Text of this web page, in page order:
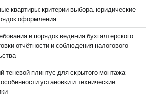
квартиры: критерии выбора, юридические
оформления
и порядок ведения бухгалтерского
отчётности и соблюдения налогового
плинтус для скрытого монтажа:
установки и технические